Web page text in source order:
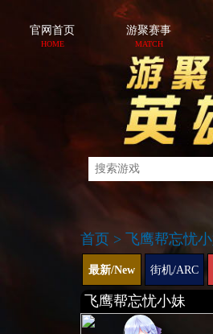
官网首页
HOME
游聚赛事
MATCH
首页 > 飞鹰帮忘忧
最新/New 街机/ARC
飞鹰帮忘忧小妹